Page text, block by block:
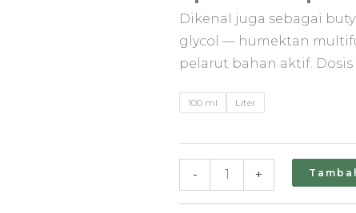
Dikenal juga sebagai
glycol — humektan
pelarut bahan aktif. Dosis
100 ml Liter
-
|
Pelarut
Humektan
Ringan
Skincare
+